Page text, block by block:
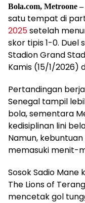
Bola.com, Metroone –
satu tempat di
2025setelah
skor tipis 1-0. Duel
Stadion Grand
Kamis (15/1/2026)
Pertandingan
Senegal tampil
bola, sementara
kedisiplinan lini
Namun,
memasuki menit-
Sosok Sadio
The Lions of
mencetak gol